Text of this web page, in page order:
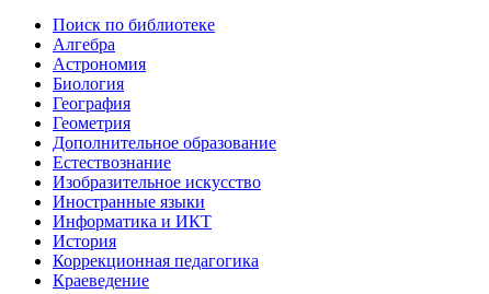
Поиск по библиотеке
Алгебра
Астрономия
Биология
География
Геометрия
Дополнительное образование
Естествознание
Изобразительное искусство
Иностранные языки
Информатика и ИКТ
История
Коррекционная педагогика
Краеведение